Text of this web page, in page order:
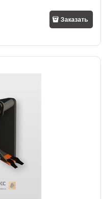
Заказать